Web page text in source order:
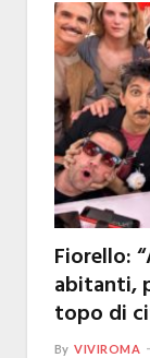
Fiorello:
abitanti,
topo di
By VIVIROMA